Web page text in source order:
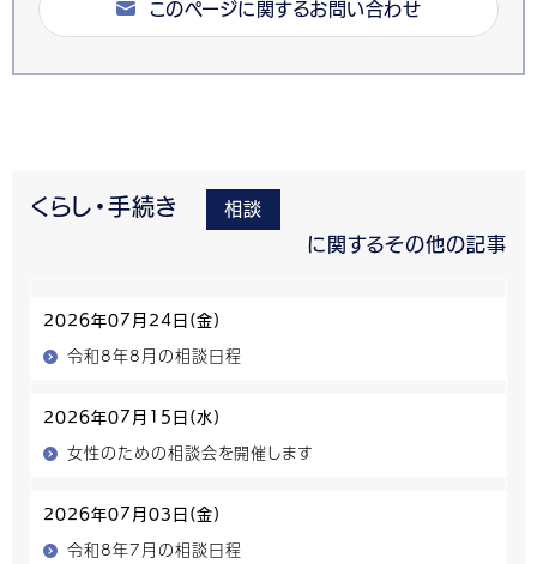
このページに関するお問い合わせ
くらし・手続き 相談
に関するその他の記事
2026年07月24日(金)
令和8年8月の相談日程
2026年07月15日(水)
女性のための相談会を開催します
2026年07月03日(金)
令和8年7月の相談日程